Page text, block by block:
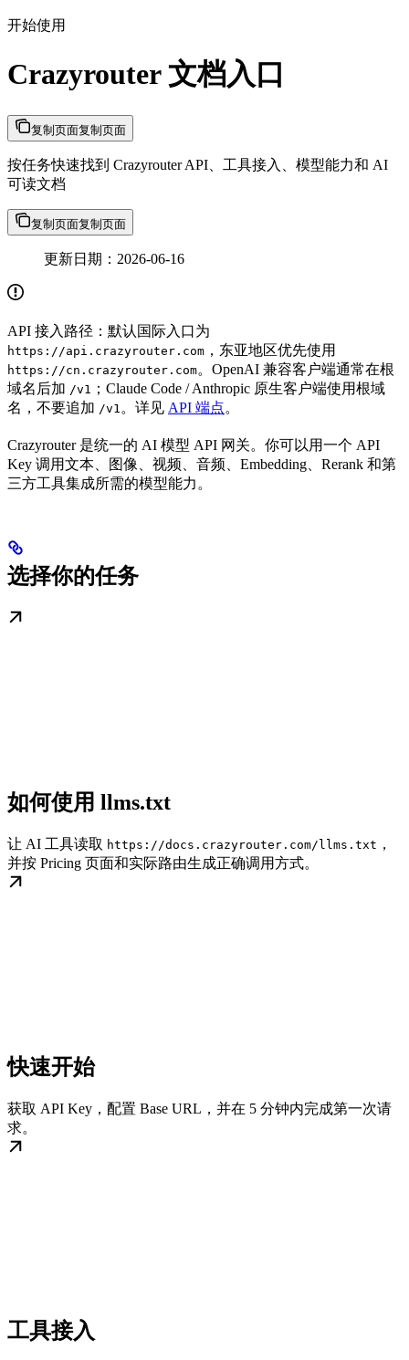
开始使用
Crazyrouter 文档入口
复制页面复制页面
按任务快速找到 Crazyrouter API、工具接入、模型能力和 AI
可读文档
复制页面复制页面
更新日期：2026-06-16
API 接入路径：默认国际入口为
https://api.crazyrouter.com ，东亚地区优先使用
https://cn.crazyrouter.com。OpenAI 兼容客户端通常在根
域名后加 /v1
；Claude Code / Anthropic 原生客户端使用根域
名，不要追加 /v1 。详见 API 端点。
Crazyrouter 是统一的 AI 模型 API 网关。你可以用一个 API
Key 调用文本、图像、视频、音频、Embedding、Rerank 和第
三方工具集成所需的模型能力。
选择你的任务
如何使用 llms.txt
让 AI 工具读取 https://docs.crazyrouter.com/llms.txt ，
并按 Pricing 页面和实际路由生成正确调用方式。
快速开始
获取 API Key，配置 Base URL，并在 5 分钟内完成第一次请
求。
工具接入